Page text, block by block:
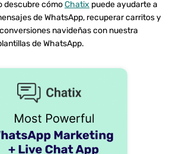
descubre cómoChatix puede ayudarte a
de WhatsApp, recuperar carritos y
navideñas con nuestra
de WhatsApp.